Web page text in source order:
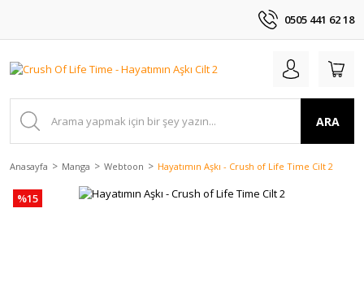
0505 441 62 18
ARA
Anasayfa Manga Webtoon Hayatımın Aşkı - Crush of Life Time Cilt 2
%15